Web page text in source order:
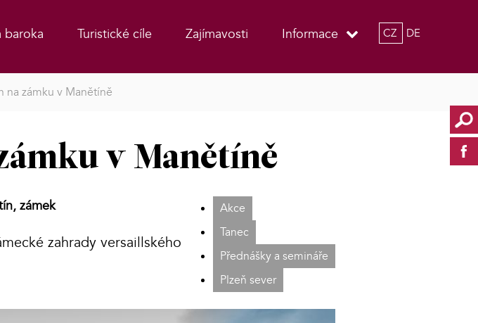
baroka Turistické cíle Zajímavosti Informace CZ DE
na zámku v Manětíně
v Manětíně
Akce
Tanec
Přednášky a semináře
Plzeň sever
zámek
zahrady versaillského